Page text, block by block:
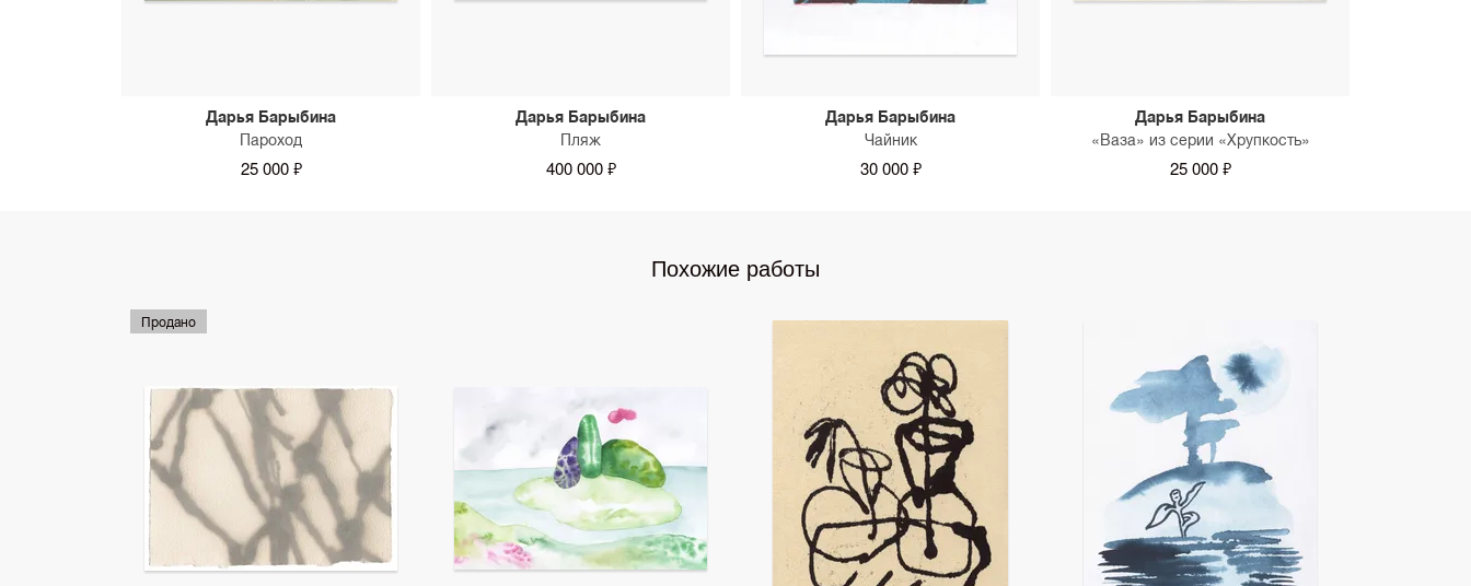
Дарья Барыбина
Пароход
25 000 ₽
Дарья Барыбина
Пляж
400 000 ₽
Дарья Барыбина
Чайник
30 000 ₽
Дарья Барыбина
«Ваза» из серии «Хрупкость»
25 000 ₽
Похожие работы
Продано